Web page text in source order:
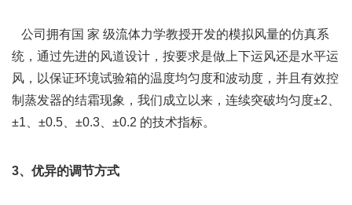
公司拥有国 家 级流体力学教授开发的模拟风量的仿真系
统，通过先进的风道设计，按要求是做上下运风还是水平运
风，以保证环境试验箱的温度均匀度和波动度，并且有效控
制蒸发器的结霜现象，我们成立以来，连续突破均匀度±2、
±1、±0.5、±0.3、±0.2 的技术指标。
3、优异的调节方式